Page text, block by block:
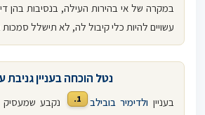
במקרה של אי בהירות העילה, בנסיבות בהן דיני
עשויים להיות כלי קיבול לה, לא תישלל
נטל הוכחה בעניין גניבת
בעניין ולדימיר בובילב 1.
נקבע שמעסיק